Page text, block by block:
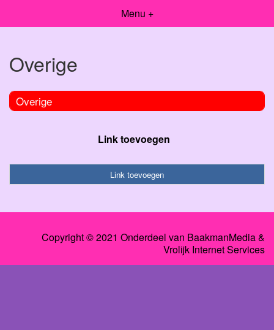
Menu +
Overige
Overige
Link toevoegen
Link toevoegen
Copyright © 2021 Onderdeel van BaakmanMedia&
Vrolijk Internet Services